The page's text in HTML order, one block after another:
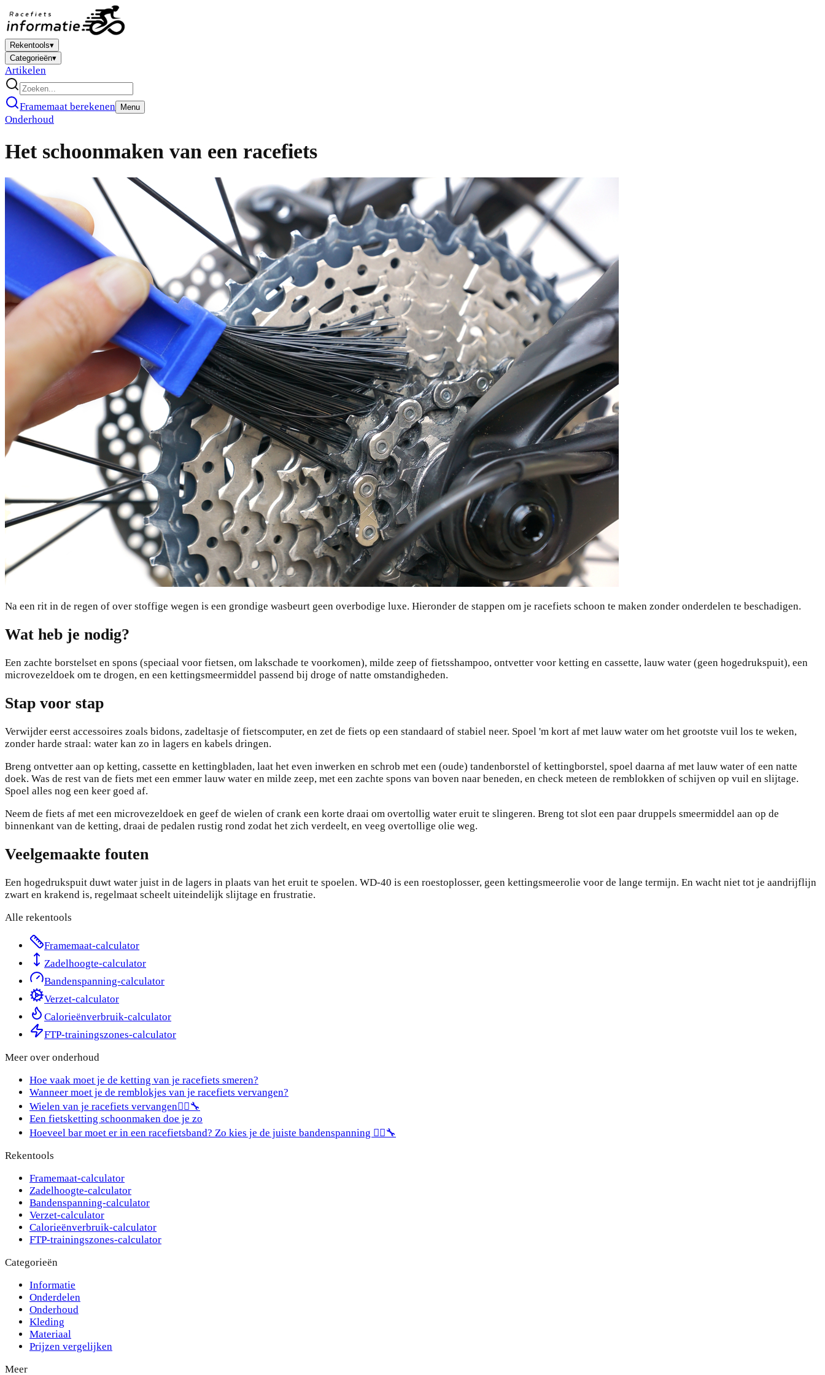
Rekentools▾
Categorieën▾
Artikelen
Framemaat berekenen Menu
Onderhoud
Het schoonmaken van een racefiets
Na een rit in de regen of over stoffige wegen is een grondige wasbeurt geen overbodige luxe. Hieronder de stappen om je racefiets schoon te maken zonder onderdelen te beschadigen.
Wat heb je nodig?
Een zachte borstelset en spons (speciaal voor fietsen, om lakschade te voorkomen), milde zeep of fietsshampoo, ontvetter voor ketting en cassette, lauw water (geen hogedrukspuit), een
microvezeldoek om te drogen, en een kettingsmeermiddel passend bij droge of natte omstandigheden.
Stap voor stap
Verwijder eerst accessoires zoals bidons, zadeltasje of fietscomputer, en zet de fiets op een standaard of stabiel neer. Spoel 'm kort af met lauw water om het grootste vuil los te weken,
zonder harde straal: water kan zo in lagers en kabels dringen.
Breng ontvetter aan op ketting, cassette en kettingbladen, laat het even inwerken en schrob met een (oude) tandenborstel of kettingborstel, spoel daarna af met lauw water of een natte
doek. Was de rest van de fiets met een emmer lauw water en milde zeep, met een zachte spons van boven naar beneden, en check meteen de remblokken of schijven op vuil en slijtage.
Spoel alles nog een keer goed af.
Neem de fiets af met een microvezeldoek en geef de wielen of crank een korte draai om overtollig water eruit te slingeren. Breng tot slot een paar druppels smeermiddel aan op de
binnenkant van de ketting, draai de pedalen rustig rond zodat het zich verdeelt, en veeg overtollige olie weg.
Veelgemaakte fouten
Een hogedrukspuit duwt water juist in de lagers in plaats van het eruit te spoelen. WD-40 is een roestoplosser, geen kettingsmeerolie voor de lange termijn. En wacht niet tot je aandrijflijn
zwart en krakend is, regelmaat scheelt uiteindelijk slijtage en frustratie.
Alle rekentools
Framemaat-calculator
Zadelhoogte-calculator
Bandenspanning-calculator
Verzet-calculator
Calorieënverbruik-calculator
FTP-trainingszones-calculator
Meer over onderhoud
Hoe vaak moet je de ketting van je racefiets smeren?
Wanneer moet je de remblokjes van je racefiets vervangen?
Wielen van je racefiets vervangen🚴‍♂️🔧
Een fietsketting schoonmaken doe je zo
Hoeveel bar moet er in een racefietsband? Zo kies je de juiste bandenspanning 🚴‍♂️🔧
Rekentools
Framemaat-calculator
Zadelhoogte-calculator
Bandenspanning-calculator
Verzet-calculator
Calorieënverbruik-calculator
FTP-trainingszones-calculator
Categorieën
Informatie
Onderdelen
Onderhoud
Kleding
Materiaal
Prijzen vergelijken
Meer